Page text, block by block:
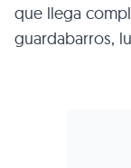
que llega
guardabarros,